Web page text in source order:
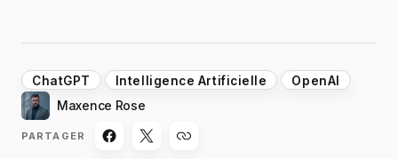
ChatGPT Intelligence Artificielle OpenAI
Maxence Rose
PARTAGER